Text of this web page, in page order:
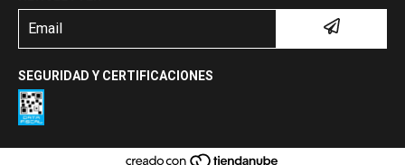
SEGURIDAD Y CERTIFICACIONES